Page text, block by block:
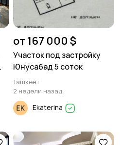
от 167 000 $
Участок под застройку
Юнусабад 5 соток
Ташкент
2 недели назад
Ekaterina